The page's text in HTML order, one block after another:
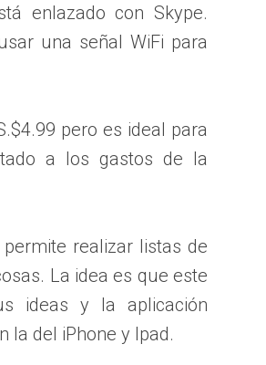
enlazado con Skype.
una señal WiFi para
pero es ideal para
a los gastos de la
realizar listas de
La idea es que este
ideas y la aplicación
la del iPhone y Ipad.